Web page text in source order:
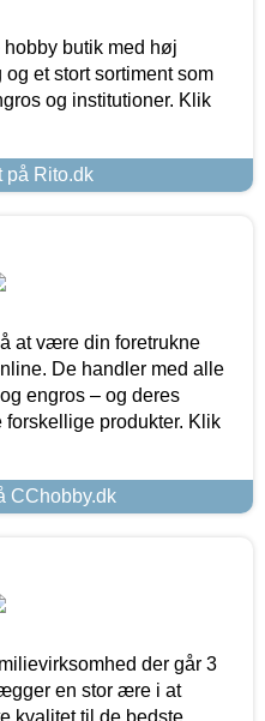
butik med høj
et stort sortiment som
og institutioner. Klik
på Rito.dk
at være din foretrukne
De handler med alle
engros – og deres
produkter. Klik
CChobby.dk
der går 3
en stor ære i at
kvalitet til de bedste